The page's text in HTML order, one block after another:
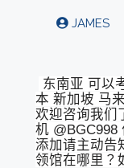
JAMES
东南亚 可以
本 新加坡 马
欢迎咨询我们
机 @BGC998
添加请主动告
领馆在哪里？